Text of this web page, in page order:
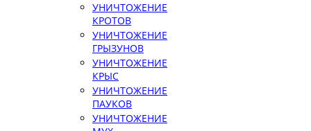
УНИЧТОЖЕНИЕ
КРОТОВ
УНИЧТОЖЕНИЕ
ГРЫЗУНОВ
УНИЧТОЖЕНИЕ
КРЫС
УНИЧТОЖЕНИЕ
ПАУКОВ
УНИЧТОЖЕНИЕ